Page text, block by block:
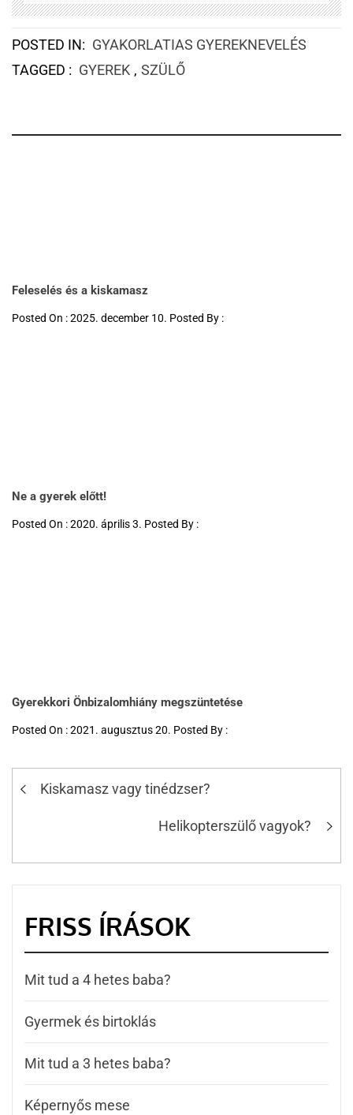
POSTED IN: GYAKORLATIAS GYEREKNEVELÉS
TAGGED : GYEREK , SZÜLŐ
Feleselés és a kiskamasz
Posted On : 2025. december 10. Posted By :
Ne a gyerek előtt!
Posted On : 2020. április 3. Posted By :
Gyerekkori Önbizalomhiány megszüntetése
Posted On : 2021. augusztus 20. Posted By :
Kiskamasz vagy tinédzser?
Helikopterszülő vagyok?
FRISS ÍRÁSOK
Mit tud a 4 hetes baba?
Gyermek és birtoklás
Mit tud a 3 hetes baba?
Képernyős mese